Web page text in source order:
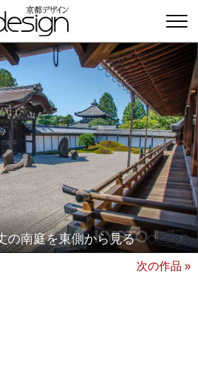
の南庭を東側から見る
次の作品 »